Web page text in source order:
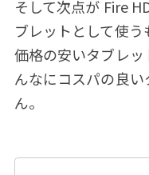
そして次点が Fire
ブレットとして使
価格の安いタブレ
んなにコスパの良
ん。